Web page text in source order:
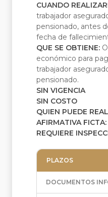
CUANDO
trabajador
pensionado, antes
fecha de
QUE SE OBTIENE:
económico para
trabajador
pensionado.
SIN VIGENCIA
SIN COSTO
QUIEN PUEDE
AFIRMATIVA FICTA:
REQUIERE
PLAZOS
DOCUMENTOS